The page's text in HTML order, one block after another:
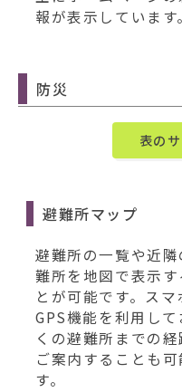
報が表示しています。
防災
表の
避難所マップ
避難所の一覧や近隣
難所を地図で表示す
とが可能です。スマ
GPS機能を利用して
くの避難所までの経
ご案内することも可
す。